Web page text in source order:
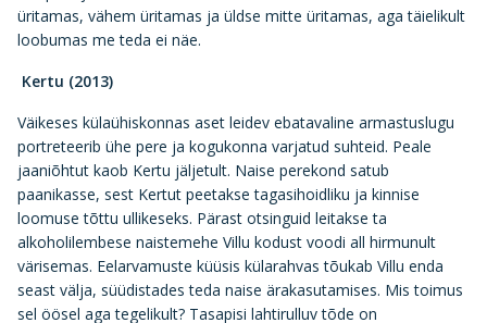
üritamas, vähem üritamas ja üldse mitte üritamas, aga täielikult
loobumas me teda ei näe.
Kertu (2013)
Väikeses külaühiskonnas aset leidev ebatavaline armastuslugu
portreteerib ühe pere ja kogukonna varjatud suhteid. Peale
jaaniõhtut kaob Kertu jäljetult. Naise perekond satub
paanikasse, sest Kertut peetakse tagasihoidliku ja kinnise
loomuse tõttu ullikeseks. Pärast otsinguid leitakse ta
alkoholilembese naistemehe Villu kodust voodi all hirmunult
värisemas. Eelarvamuste küüsis külarahvas tõukab Villu enda
seast välja, süüdistades teda naise ärakasutamises. Mis toimus
sel öösel aga tegelikult? Tasapisi lahtirulluv tõde on